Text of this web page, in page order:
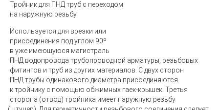
Тройник для ПНД труб с переходом
на наружную резьбу
Используется для врезки или
присоединения под углом 90º
в уже имеющуюся магистраль
ПНД водопровода трубопроводной арматуры, резьбовых
фитингов и труб из других материалов. С двух сторон
ПНД трубы одинакового диаметра присоединяются
к тройнику с помощью обжимных гаек-крышек. Третья
сторона (отвод) тройника имеет наружную резьбу